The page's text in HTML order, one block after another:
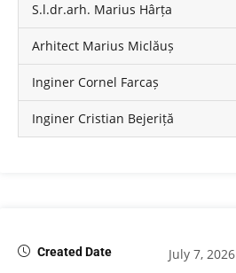
S.l.dr.arh. Marius Hârța
Arhitect Marius Miclăuș
Inginer Cornel Farcaș
Inginer Cristian Bejeriță
Created Date July 7, 2026